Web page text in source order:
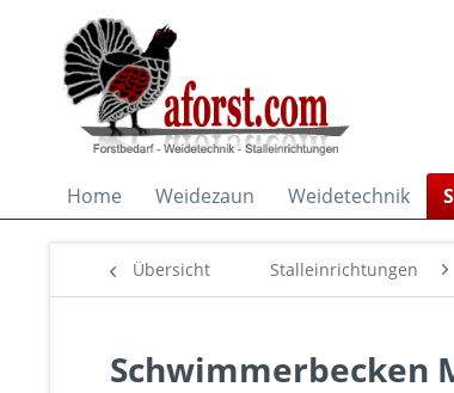
Home Weidezaun Weidetechnik
Übersicht Stalleinrichtungen
Schwimmerbecken